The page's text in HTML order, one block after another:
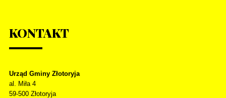
KONTAKT
Urząd Gminy Złotoryja
al. Miła 4
59-500 Złotoryja